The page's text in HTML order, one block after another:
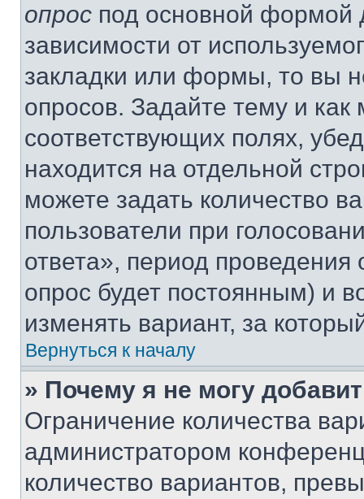
опрос под основной формой
зависимости от
закладки или формы, то вы
опросов. Задайте тему и
соответствующих полях,
находится на отдельной
можете задать количество
пользователи при
ответа», период проведения
опрос будет постоянным) и
изменять вариант, за
Вернуться к началу
» Почему я не могу
Ограничение количества
администратором
количество вариантов,